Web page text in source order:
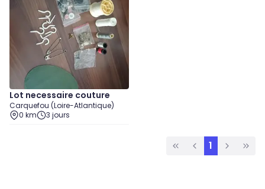
Lot necessaire couture
Carquefou (Loire-Atlantique)
0 km
3 jours
1